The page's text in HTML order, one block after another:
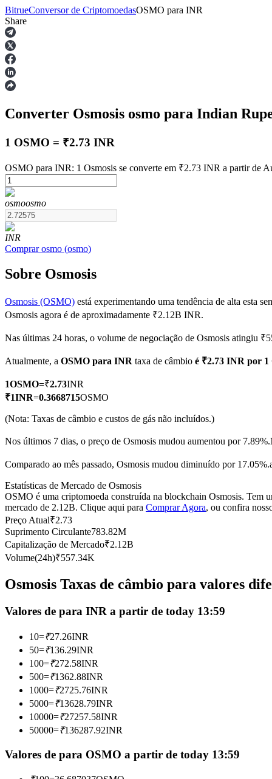
Futuros
Futuros usando USDT como garantia
TradFi
Derivativos de ações, câmbio, metais preciosos e commodities
Futuros de USDC
Futuros usando USDC como garantia
Copiar Trading
Junte-se aos principais traders
BitrueConversor de CriptomoedasOSMO para INR
Share
Converter Osmosis osmo para Indian
1 OSMO = ₹2.73 INR
OSMO para INR: 1 Osmosis se converte em ₹2.73 INR a partir de
osmoosmo
INR
Comprar osmo (osmo)
Sobre Osmosis
Osmosis (OSMO) está experimentando uma tendência de alta esta
Osmosis agora é de aproximadamente ₹2.12B INR.
Nas últimas 24 horas, o volume de negociação de Osmosis atingiu
Atualmente, a OSMO para INR taxa de câmbio é ₹2.73 INR por 1
1OSMO=₹2.73INR
₹1INR=0.3668715OSMO
(Nota: Taxas de câmbio e custos de gás não incluídos.)
Nos últimos 7 dias, o preço de Osmosis mudou aumentou por 7.89%.
Comparado ao mês passado, Osmosis mudou diminuído por
Estatísticas de Mercado de Osmosis
OSMO é uma criptomoeda construída na blockchain Osmosis. Tem
mercado de 2.12B. Clique aqui para Comprar Agora, ou confira
Preço Atual₹2.73
Suprimento Circulante783.82M
Capitalização de Mercado₹2.12B
Volume(24h)₹557.34K
Osmosis Taxas de câmbio para valores
Valores de para INR a partir de today 13:59
10=₹27.26INR
50=₹136.29INR
100=₹272.58INR
500=₹1362.88INR
1000=₹2725.76INR
5000=₹13628.79INR
10000=₹27257.58INR
50000=₹136287.92INR
Valores de para OSMO a partir de today 13:59